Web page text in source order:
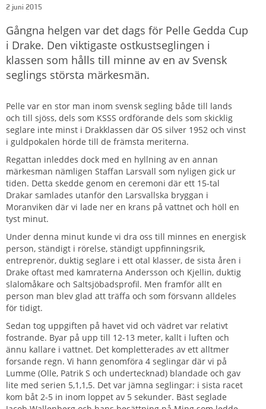
2 juni 2015
Gångna helgen var det dags för Pelle Gedda Cup
i Drake. Den viktigaste ostkustseglingen i
klassen som hålls till minne av en av Svensk
seglings största märkesmän.
Pelle var en stor man inom svensk segling både till lands
och till sjöss, dels som KSSS ordförande dels som skicklig
seglare inte minst i Drakklassen där OS silver 1952 och vinst
i guldpokalen hörde till de främsta meriterna.
Regattan inleddes dock med en hyllning av en annan
märkesman nämligen Staffan Larsvall som nyligen gick ur
tiden. Detta skedde genom en ceremoni där ett 15-tal
Drakar samlades utanför den Larsvallska bryggan i
Moranviken där vi lade ner en krans på vattnet och höll en
tyst minut.
Under denna minut kunde vi dra oss till minnes en energisk
person, ständigt i rörelse, ständigt uppfinningsrik,
entreprenör, duktig seglare i ett otal klasser, de sista åren i
Drake oftast med kamraterna Andersson och Kjellin, duktig
slalomåkare och Saltsjöbadsprofil. Men framför allt en
person man blev glad att träffa och som försvann alldeles
för tidigt.
Sedan tog uppgiften på havet vid och vädret var relativt
fostrande. Byar på upp till 12-13 meter, kallt i luften och
ännu kallare i vattnet. Det kompletterades av ett alltmer
forsande regn. Vi hann genomföra 4 seglingar där vi på
Lumme (Olle, Patrik S och undertecknad) blandade och gav
lite med serien 5,1,1,5. Det var jämna seglingar: i sista racet
kom båt 2-5 in inom loppet av 5 sekunder. Bäst seglade